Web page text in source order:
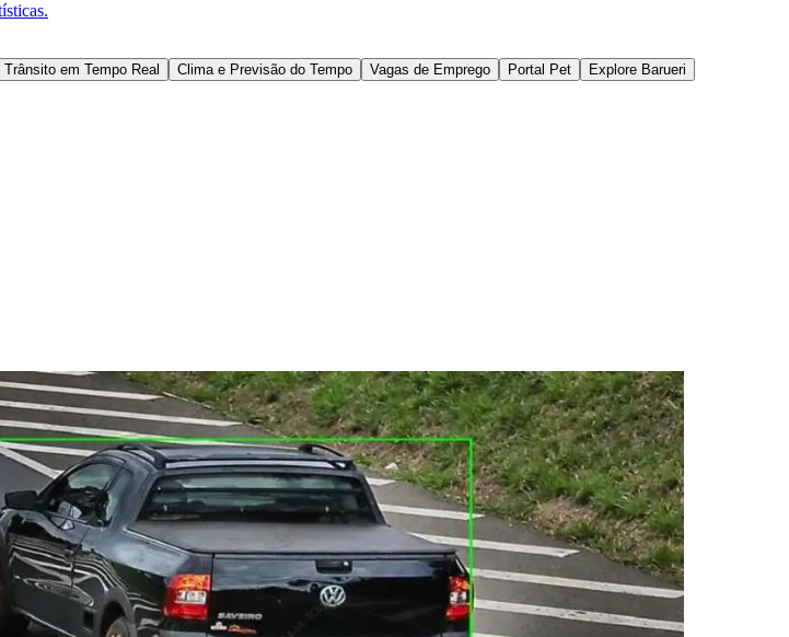
Jardim EsperançaJardim GrazielaJardim IracemaJardim ItaquitiJardim JulioJardim LíbanoJardim Maria
São LuísJardim São PedroJardim São SilvestreJardim SilveiraJardim TupãJardim TupanciMutinga
Bom JesusRecanto PhrynéaSantana de ParnaíbaSilveiraTamboré Vale do SolVila BarrosVila Boa Vista
Trânsito em Tempo Real Clima e Previsão do Tempo Vagas de Emprego Portal Pet
Explore Barueri